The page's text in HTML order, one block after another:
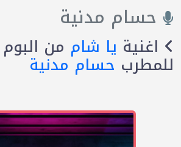
حسام مدنية
اغنية يا شام من البوم
للمطرب حسام مدنية